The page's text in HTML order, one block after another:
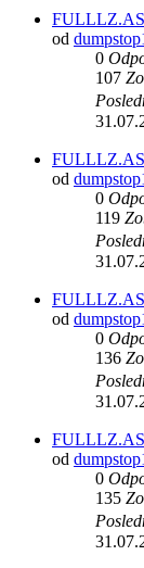
od
0
107
od
0
119
od
0
136
od
0
135